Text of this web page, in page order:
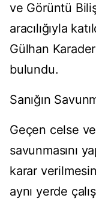
ve Görüntü
aracılığıyla
Gülhan
bulundu.
Sanığın
Geçen celse
savunmasını
karar
aynı yerde